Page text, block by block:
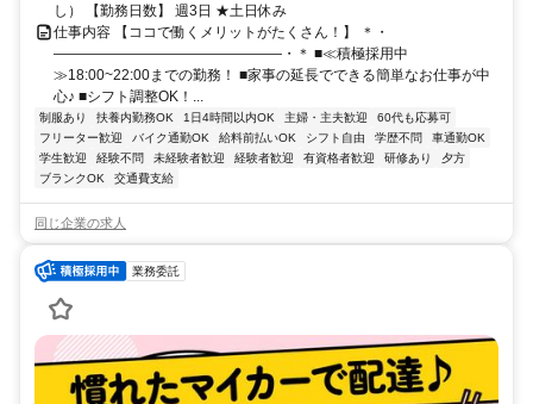
し） 【勤務日数】 週3日 ★土日休み
仕事内容 【ココで働くメリットがたくさん！】 ＊・
――――――――――――――――・＊ ■≪積極採用中
≫18:00~22:00までの勤務！ ■家事の延長でできる簡単なお仕事が中
心♪ ■シフト調整OK！...
制服あり 扶養内勤務OK 1日4時間以内OK 主婦・主夫歓迎
60代も応募可
フリーター歓迎
バイク通勤OK 給料前払いOK シフト自由 学歴不問
車通勤OK
学生歓迎
経験不問 未経験者歓迎 経験者歓迎 有資格者歓迎 研修あり
夕方
ブランクOK
交通費支給
同じ企業の求人
業務委託